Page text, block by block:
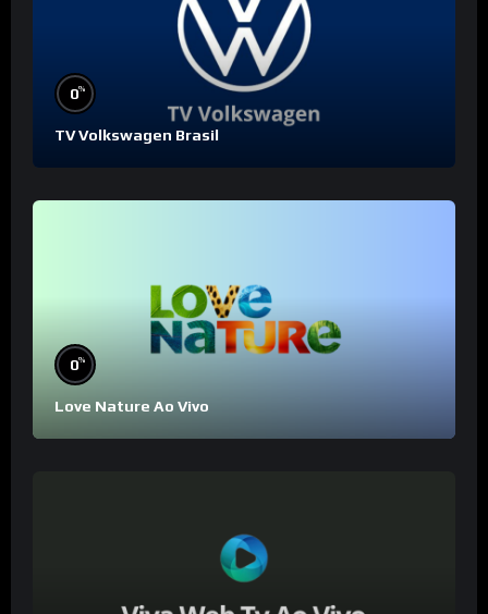
0%
TV Volkswagen Brasil
0%
Love Nature Ao Vivo